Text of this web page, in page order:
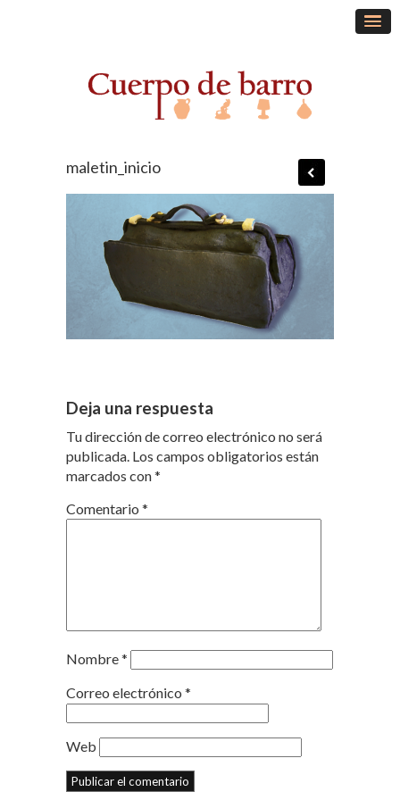
maletin_inicio
Deja una respuesta
Tu dirección de correo electrónico no será
publicada. Los campos obligatorios están
marcados con*
Comentario *
Nombre*
Correo electrónico *
Web